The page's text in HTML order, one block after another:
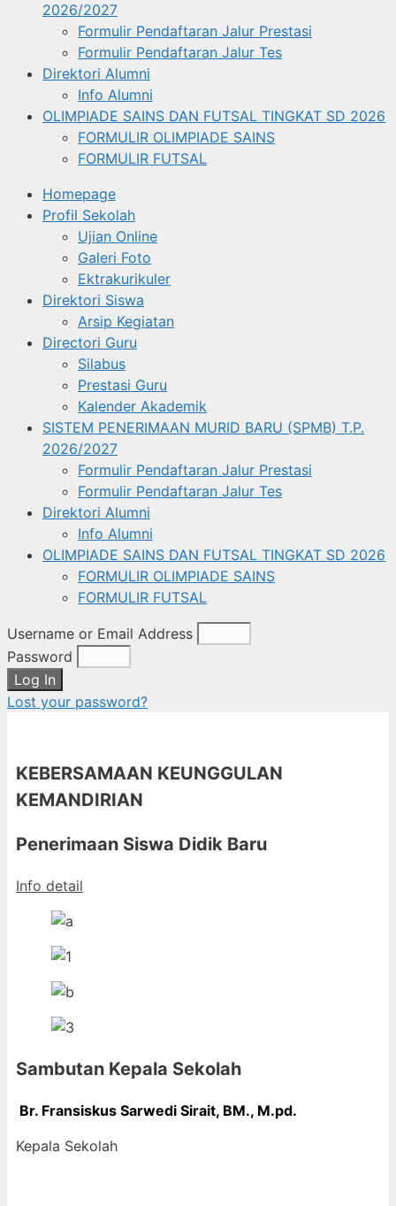
2026/2027
Formulir Pendaftaran Jalur Prestasi
Formulir Pendaftaran Jalur Tes
Direktori Alumni
Info Alumni
OLIMPIADE SAINS DAN FUTSAL TINGKAT SD 2026
FORMULIR OLIMPIADE SAINS
FORMULIR FUTSAL
Homepage
Profil Sekolah
Ujian Online
Galeri Foto
Ektrakurikuler
Direktori Siswa
Arsip Kegiatan
Directori Guru
Silabus
Prestasi Guru
Kalender Akademik
SISTEM PENERIMAAN MURID BARU (SPMB) T.P.
2026/2027
Formulir Pendaftaran Jalur Prestasi
Formulir Pendaftaran Jalur Tes
Direktori Alumni
Info Alumni
OLIMPIADE SAINS DAN FUTSAL TINGKAT SD 2026
FORMULIR OLIMPIADE SAINS
FORMULIR FUTSAL
Username or Email Address
Password
Log In
Lost your password?
KEBERSAMAAN KEUNGGULAN
KEMANDIRIAN
Penerimaan Siswa Didik Baru
Info detail
Sambutan Kepala Sekolah
Br. Fransiskus Sarwedi Sirait, BM., M.pd.
Kepala Sekolah